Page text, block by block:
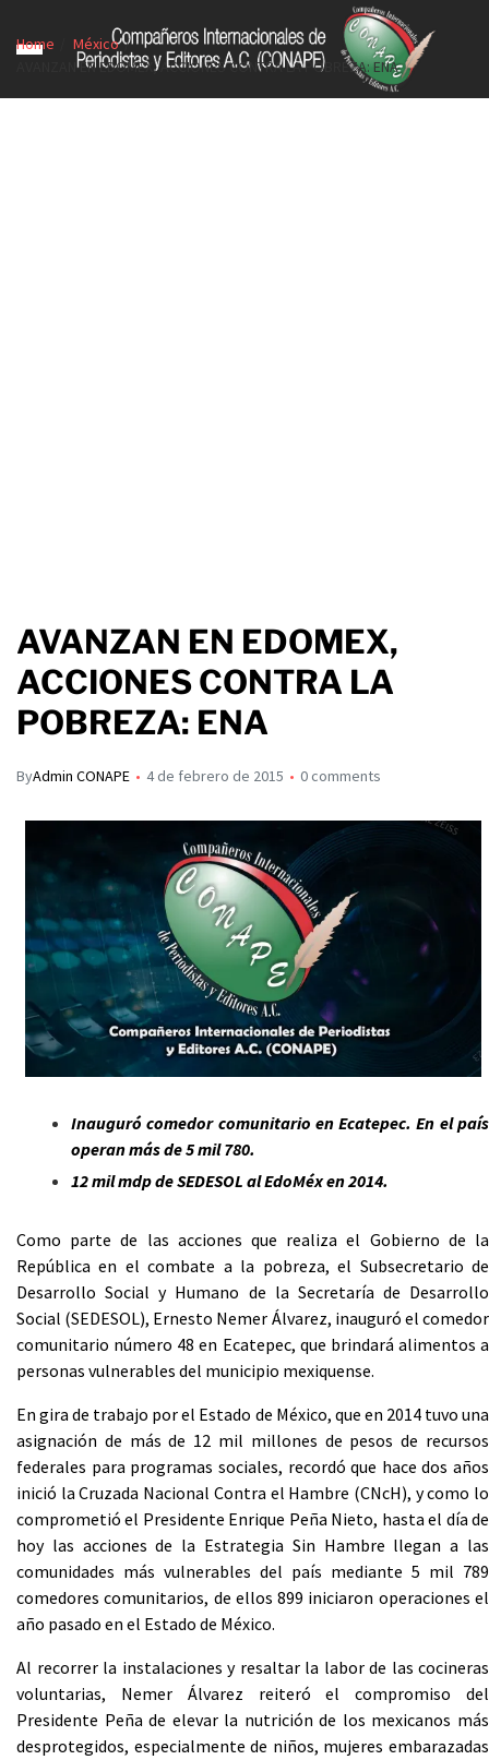
Home
México
AVANZAN EN EDOMEX, ACCIONES CONTRA LA POBREZA: ENA
AVANZAN EN EDOMEX,
ACCIONES CONTRA LA
POBREZA: ENA
ByAdmin CONAPE 4 de febrero de 2015 0 comments
Inauguró comedor comunitario en Ecatepec. En el país
operan más de 5 mil 780.
12 mil mdp de SEDESOL al EdoMéx en 2014.
Como parte de las acciones que realiza el Gobierno de la
República en el combate a la pobreza, el Subsecretario de
Desarrollo Social y Humano de la Secretaría de Desarrollo
Social (SEDESOL), Ernesto Nemer Álvarez, inauguró el comedor
comunitario número 48 en Ecatepec, que brindará alimentos a
personas vulnerables del municipio mexiquense.
En gira de trabajo por el Estado de México, que en 2014 tuvo una
asignación de más de 12 mil millones de pesos de recursos
federales para programas sociales, recordó que hace dos años
inició la Cruzada Nacional Contra el Hambre (CNcH), y como lo
comprometió el Presidente Enrique Peña Nieto, hasta el día de
hoy las acciones de la Estrategia Sin Hambre llegan a las
comunidades más vulnerables del país mediante 5 mil 789
comedores comunitarios, de ellos 899 iniciaron operaciones el
año pasado en el Estado de México.
Al recorrer la instalaciones y resaltar la labor de las cocineras
voluntarias, Nemer Álvarez reiteró el compromiso del
Presidente Peña de elevar la nutrición de los mexicanos más
desprotegidos, especialmente de niños, mujeres embarazadas